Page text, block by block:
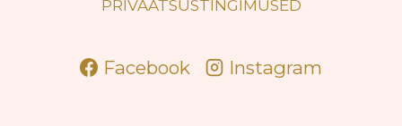
PRIVAATSUSTINGIMUSED
Facebook Instagram